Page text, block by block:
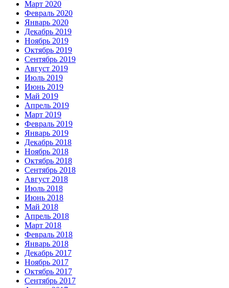
Март 2020
Февраль 2020
Январь 2020
Декабрь 2019
Ноябрь 2019
Октябрь 2019
Сентябрь 2019
Август 2019
Июль 2019
Июнь 2019
Май 2019
Апрель 2019
Март 2019
Февраль 2019
Январь 2019
Декабрь 2018
Ноябрь 2018
Октябрь 2018
Сентябрь 2018
Август 2018
Июль 2018
Июнь 2018
Май 2018
Апрель 2018
Март 2018
Февраль 2018
Январь 2018
Декабрь 2017
Ноябрь 2017
Октябрь 2017
Сентябрь 2017